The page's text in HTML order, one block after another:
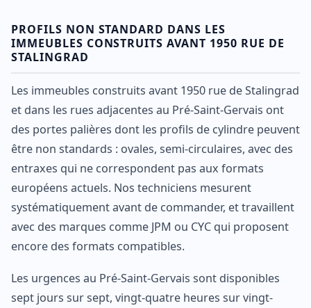
PROFILS NON STANDARD DANS LES
IMMEUBLES CONSTRUITS AVANT 1950 RUE DE
STALINGRAD
Les immeubles construits avant 1950 rue de Stalingrad
et dans les rues adjacentes au Pré-Saint-Gervais ont
des portes palières dont les profils de cylindre peuvent
être non standards : ovales, semi-circulaires, avec des
entraxes qui ne correspondent pas aux formats
européens actuels. Nos techniciens mesurent
systématiquement avant de commander, et travaillent
avec des marques comme JPM ou CYC qui proposent
encore des formats compatibles.
Les urgences au Pré-Saint-Gervais sont disponibles
sept jours sur sept, vingt-quatre heures sur vingt-